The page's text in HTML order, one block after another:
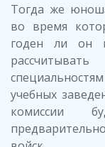
Тогда же
во время
годен ли он
учебных
комиссии